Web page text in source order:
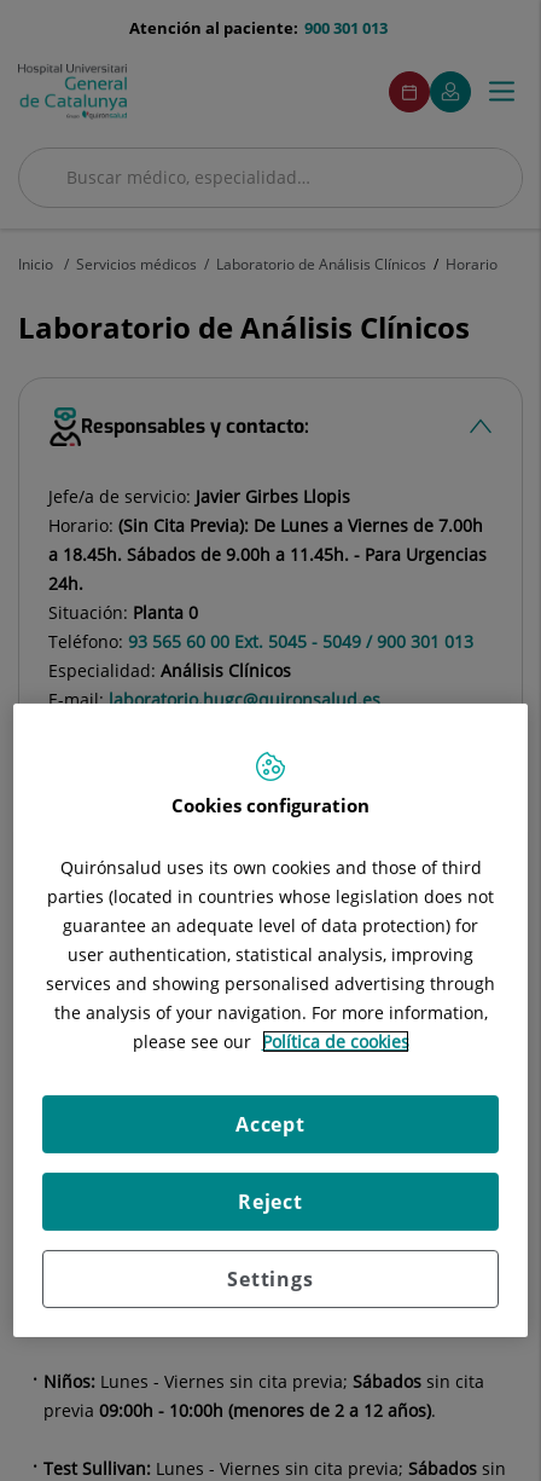
menu-
900 301 013
Atención al paciente:
Buscar
Buscar
menuAcceso
Pedir
cita
Este
enlace
se
en
Mi
Quirónsalud
Este
enlace
se
en
ventana
Menú
Inicio Servicios médicos Laboratorio de Análisis Clínicos Horario
Laboratorio de Análisis Clínicos
Responsables y contacto:
Jefe/a de servicio: Javier Girbes Llopis
Horario: (Sin Cita Previa): De Lunes a Viernes de 7.00h
a 18.45h. Sábados de 9.00h a 11.45h. - Para Urgencias
24h.
Situación: Planta 0
Teléfono: 93 565 60 00 Ext. 5045 - 5049 / 900 301 013
Especialidad: Análisis Clínicos
E-mail:laboratorio.hugc@quironsalud.es
Sin Cita Previa:De Lunes a Viernes de 7.00 a 18.45h - Sábados
de 9.00 a 11.45h.
cerrado.
DÍA 24 DICIEMBRE (Día de convenio del hospital) Laboratorio
cerrado
A tener en cuenta dos pruebas de horario restringido:
Curva de glucosa de 2 o 3 horas:Sin cita previa Lunes -
Niños: Lunes - Viernes sin cita previa; Sábados sin cita
previa 09:00h - 10:00h (menores de 2 a 12 años).
Test Sullivan: Lunes - Viernes sin cita previa; Sábados sin
Cookies configuration
Quirónsalud uses its own cookies and those of third
parties (located in countries whose legislation does not
guarantee an adequate level of data protection) for
user authentication, statistical analysis, improving
services and showing personalised advertising through
the analysis of your navigation. For more information,
please see our Política de cookies
Settings
Reject
Accept